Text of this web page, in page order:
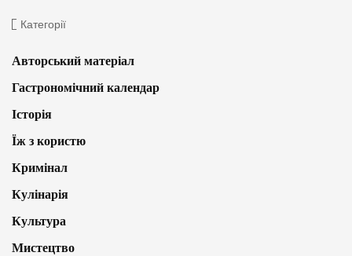
Категорії
Авторський матеріал
Гастрономічний календар
Історія
Їж з користю
Кримінал
Кулінарія
Культура
Мистецтво